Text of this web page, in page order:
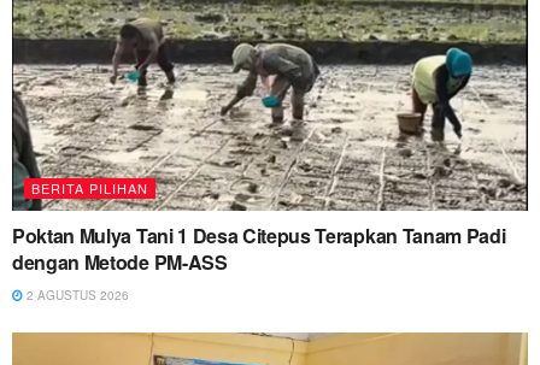
BERITA PILIHAN
Poktan Mulya Tani 1 Desa Citepus Terapkan Tanam Padi
dengan Metode PM-ASS
2 AGUSTUS 2026